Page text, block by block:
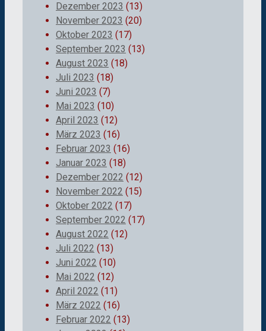
Dezember 2023 (13)
November 2023 (20)
Oktober 2023 (17)
September 2023 (13)
August 2023 (18)
Juli 2023 (18)
Juni 2023 (7)
Mai 2023 (10)
April 2023 (12)
März 2023 (16)
Februar 2023 (16)
Januar 2023 (18)
Dezember 2022 (12)
November 2022 (15)
Oktober 2022 (17)
September 2022 (17)
August 2022 (12)
Juli 2022 (13)
Juni 2022 (10)
Mai 2022 (12)
April 2022 (11)
März 2022 (16)
Februar 2022 (13)